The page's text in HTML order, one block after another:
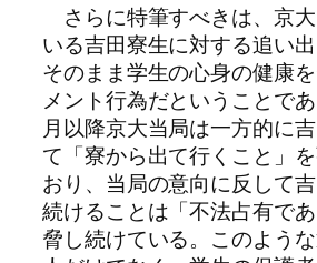
さらに特筆すべきは、京
いる吉田寮生に対する追い出
そのまま学生の心身の健康
メント行為だということであ
月以降京大当局は一方的に
て「寮から出て行くこと」
おり、当局の意向に反して
続けることは「不法占有で
脅し続けている。このよう